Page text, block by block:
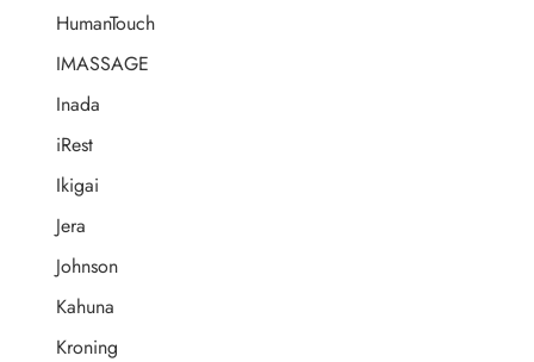
HumanTouch
IMASSAGE
Inada
iRest
Ikigai
Jera
Johnson
Kahuna
Kroning